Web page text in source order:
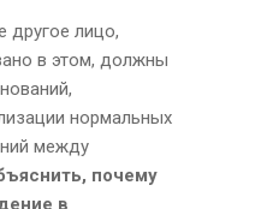
другое лицо,
в этом, должны
нормальных
между
почему
в